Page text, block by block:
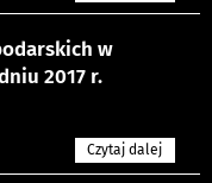
w
2017 r.
Czytaj dalej